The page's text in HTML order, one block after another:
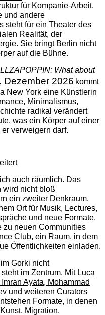
für Kompanie-Arbeit,
und andere
steht für ein Theater des
Realität, der
Sie bringt Berlin nicht
auf die Bühne.
What about
Dezember 2026 kommt
New York eine Künstlerin
Minimalismus,
radikal verändert
was ein Körper auf einer
verweigern darf.
auch räumlich. Das
wird nicht bloß
ein zweiter Denkraum.
Ort für Musik, Lectures,
und neue Formate.
zu neuen Communities
Club, ein Raum, in dem
Öffentlichkeiten einladen.
Gorki nicht
im Zentrum. Mit Luca
Ayata, Mohammad
und weiteren Curators
Formate, in denen
Migration,